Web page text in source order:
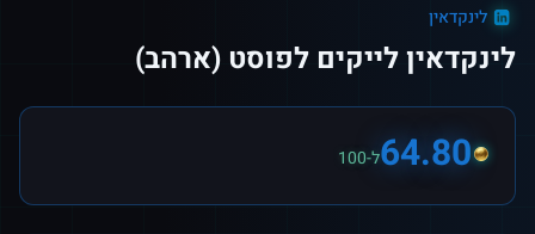
לינקדאין
לינקדאין לייקים לפוסט (ארהב)
64.80ל-100